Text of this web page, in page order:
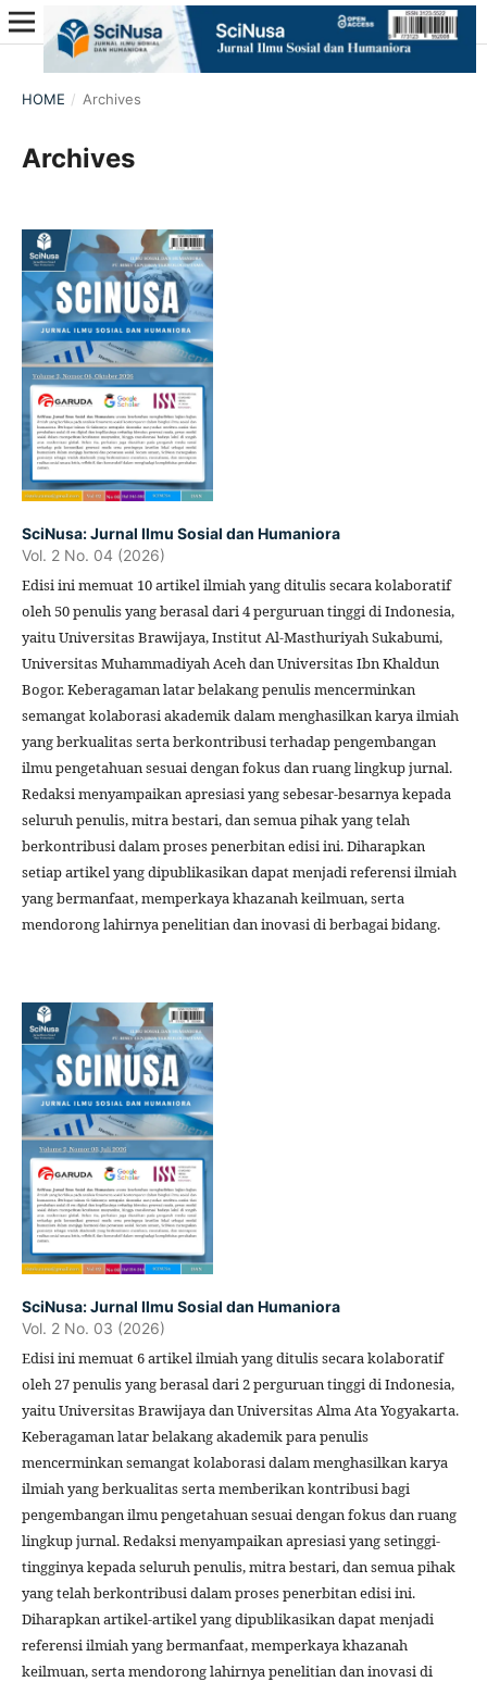
HOME / Archives
Archives
SciNusa: Jurnal Ilmu Sosial dan Humaniora
Vol. 2 No. 04 (2026)
Edisi ini memuat 10 artikel ilmiah yang ditulis secara kolaboratif
oleh 50 penulis yang berasal dari 4 perguruan tinggi di Indonesia,
yaitu Universitas Brawijaya, Institut Al-Masthuriyah Sukabumi,
Universitas Muhammadiyah Aceh dan Universitas Ibn Khaldun
Bogor. Keberagaman latar belakang penulis mencerminkan
semangat kolaborasi akademik dalam menghasilkan karya ilmiah
yang berkualitas serta berkontribusi terhadap pengembangan
ilmu pengetahuan sesuai dengan fokus dan ruang lingkup jurnal.
Redaksi menyampaikan apresiasi yang sebesar-besarnya kepada
seluruh penulis, mitra bestari, dan semua pihak yang telah
berkontribusi dalam proses penerbitan edisi ini. Diharapkan
setiap artikel yang dipublikasikan dapat menjadi referensi ilmiah
yang bermanfaat, memperkaya khazanah keilmuan, serta
mendorong lahirnya penelitian dan inovasi di berbagai bidang.
SciNusa: Jurnal Ilmu Sosial dan Humaniora
Vol. 2 No. 03 (2026)
Edisi ini memuat 6 artikel ilmiah yang ditulis secara kolaboratif
oleh 27 penulis yang berasal dari 2 perguruan tinggi di Indonesia,
yaitu Universitas Brawijaya dan Universitas Alma Ata Yogyakarta.
Keberagaman latar belakang akademik para penulis
mencerminkan semangat kolaborasi dalam menghasilkan karya
ilmiah yang berkualitas serta memberikan kontribusi bagi
pengembangan ilmu pengetahuan sesuai dengan fokus dan ruang
lingkup jurnal. Redaksi menyampaikan apresiasi yang setinggi-
tingginya kepada seluruh penulis, mitra bestari, dan semua pihak
yang telah berkontribusi dalam proses penerbitan edisi ini.
Diharapkan artikel-artikel yang dipublikasikan dapat menjadi
referensi ilmiah yang bermanfaat, memperkaya khazanah
keilmuan, serta mendorong lahirnya penelitian dan inovasi di